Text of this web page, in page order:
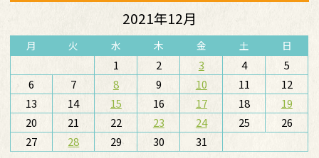
2021年12月
月 火 水 木 金 土 日
1 2 3 4
5
6
7 8 9 10 11
12
13
14 15 16 17 18
19
20
21 22 23 24 25
26
27
28 29 30 31